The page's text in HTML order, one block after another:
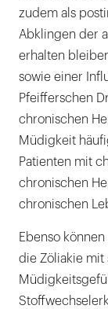
zudem als
Abklingen der
erhalten
sowie einer
Pfeifferschen
chronischen
Müdigkeit
Patienten mit
chronischen
chronischen
Ebenso
die Zöliakie mit